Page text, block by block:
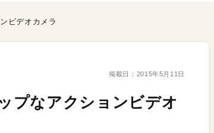
ビデオカメラ
掲載日： 2015年5月11日
プなアクションビデオ